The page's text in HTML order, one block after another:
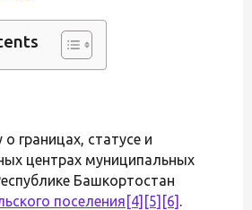
границах, статусе и
центрах муниципальных
Башкортостан
поселения [4] [5] [6] .